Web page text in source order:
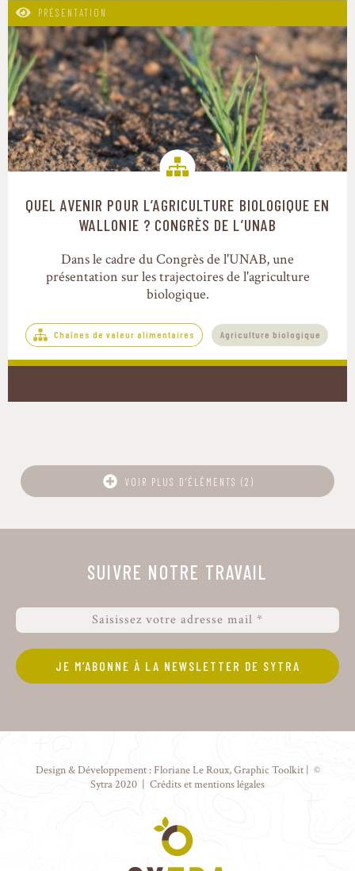
PRÉSENTATION
Chaînes de valeur alimentaires
QUEL AVENIR POUR L’AGRICULTURE BIOLOGIQUE EN
WALLONIE ? CONGRÈS DE L’UNAB
Dans le cadre du Congrès de l'UNAB, une
présentation sur les trajectoires de l'agriculture
biologique.
Chaînes de valeur alimentaires Agriculture biologique
VOIR PLUS D'ÉLÉMENTS (2)
SUIVRE NOTRE TRAVAIL
Design & Développement :Floriane Le Roux,Graphic Toolkit| ©
Sytra 2020 | Crédits et mentions légales